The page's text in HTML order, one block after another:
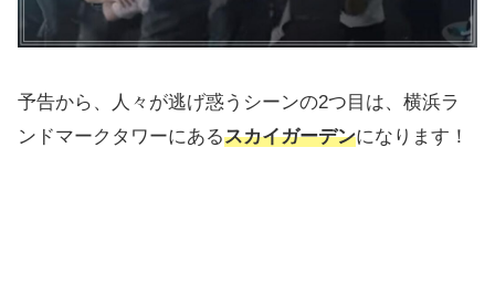
予告から、人々が逃げ惑うシーンの2つ目は、横浜ラ
ンドマークタワーにあるスカイガーデンになります！